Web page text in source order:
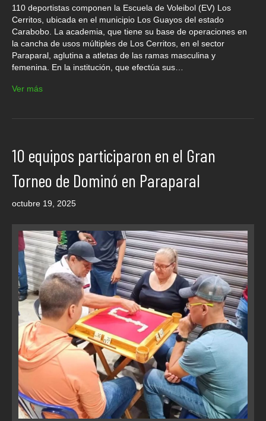
110 deportistas componen la Escuela de Voleibol (EV) Los
Cerritos, ubicada en el municipio Los Guayos del estado
Carabobo. La academia, que tiene su base de operaciones en
la cancha de usos múltiples de Los Cerritos, en el sector
Paraparal, aglutina a atletas de las ramas masculina y
femenina. En la institución, que efectúa sus…
Ver más
10 equipos participaron en el Gran
Torneo de Dominó en Paraparal
octubre 19, 2025